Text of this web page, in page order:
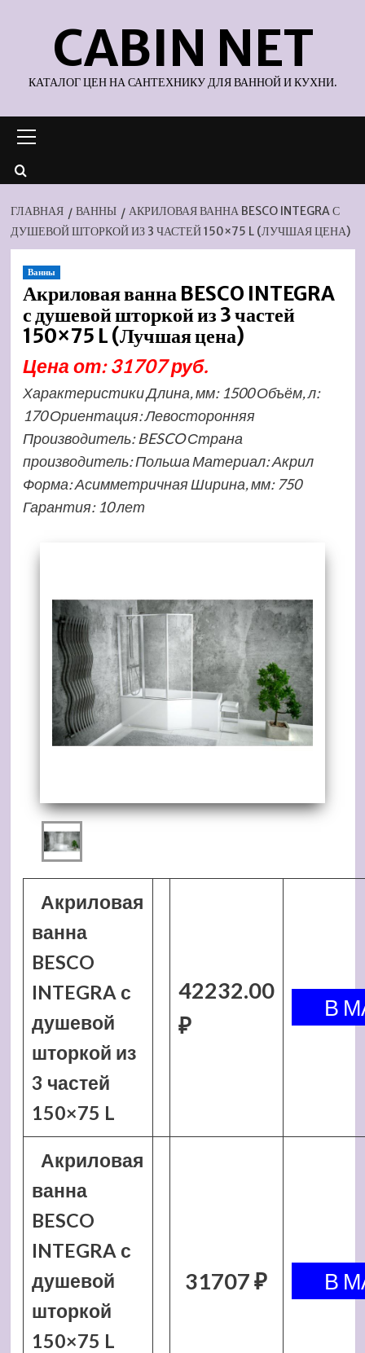
содержимомуCABIN NET
КАТАЛОГ ЦЕН НА САНТЕХНИКУ ДЛЯ ВАННОЙ И КУХНИ.
меню
ГЛАВНАЯ ВАННЫ
АКРИЛОВАЯ ВАННА BESCO INTEGRA С
ДУШЕВОЙ ШТОРКОЙ ИЗ 3 ЧАСТЕЙ 150×75 L (ЛУЧШАЯ ЦЕНА)
Ванны
Акриловая ванна BESCO INTEGRA
с душевой шторкой из 3 частей
150×75 L (Лучшая цена)
Цена от: 31707 руб.
Характеристики Длина, мм: 1500 Объём, л:
170 Ориентация: Левосторонняя
Производитель: BESCO Страна
производитель: Польша Материал: Акрил
Форма: Асимметричная Ширина, мм: 750
Гарантия: 10 лет
Акриловая
ванна
BESCO
INTEGRA с
душевой
шторкой из
3 частей
150×75 L
42232.00
₽
Акриловая
ванна
BESCO
INTEGRA с
душевой
шторкой
150×75 L
31707 ₽